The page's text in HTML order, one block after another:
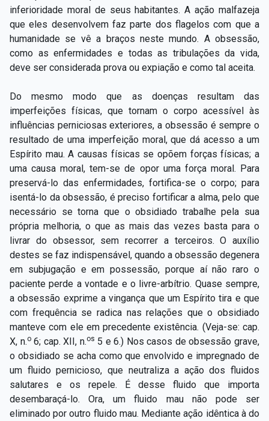
inferioridade moral de seus habitantes. A ação malfazeja
que eles desenvolvem faz parte dos flagelos com que a
humanidade se vê a braços neste mundo. A obsessão,
como as enfermidades e todas as tribulações da vida,
deve ser considerada prova ou expiação e como tal aceita.
Do mesmo modo que as doenças resultam das
imperfeições físicas, que tornam o corpo acessível às
influências perniciosas exteriores, a obsessão é sempre o
resultado de uma imperfeição moral, que dá acesso a um
Espírito mau. A causas físicas se opõem forças físicas; a
uma causa moral, tem-se de opor uma força moral. Para
preservá-lo das enfermidades, fortifica-se o corpo; para
isentá-lo da obsessão, é preciso fortificar a alma, pelo que
necessário se torna que o obsidiado trabalhe pela sua
própria melhoria, o que as mais das vezes basta para o
livrar do obsessor, sem recorrer a terceiros. O auxílio
destes se faz indispensável, quando a obsessão degenera
em subjugação e em possessão, porque aí não raro o
paciente perde a vontade e o livre-arbítrio. Quase sempre,
a obsessão exprime a vingança que um Espírito tira e que
com frequência se radica nas relações que o obsidiado
manteve com ele em precedente existência. (Veja-se: cap.
X, n.o6; cap. XII, n.os 5 e 6.) Nos casos de obsessão grave,
o obsidiado se acha como que envolvido e impregnado de
um fluido pernicioso, que neutraliza a ação dos fluidos
salutares e os repele. É desse fluido que importa
desembaraçá-lo. Ora, um fluido mau não pode ser
eliminado por outro fluido mau. Mediante ação idêntica à do